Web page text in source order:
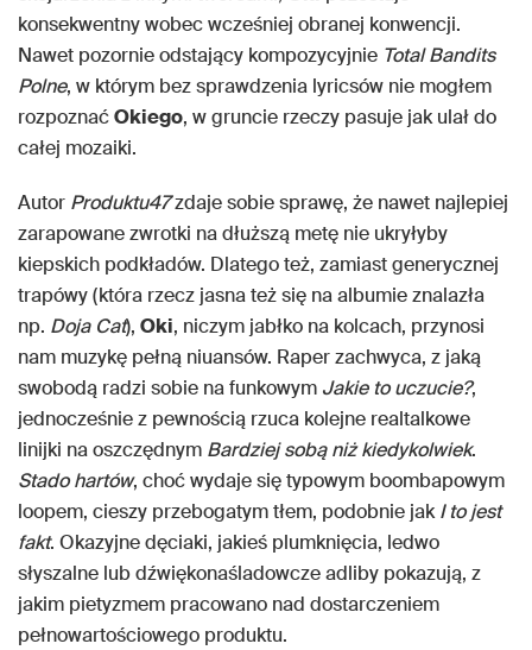
konsekwentny wobec wcześniej obranej konwencji.
Nawet pozornie odstający kompozycyjnie Total Bandits
Polne, w którym bez sprawdzenia lyricsów nie mogłem
rozpoznaćOkiego, w gruncie rzeczy pasuje jak ulał do
całej mozaiki.
Autor Produktu47zdaje sobie sprawę, że nawet najlepiej
zarapowane zwrotki na dłuższą metę nie ukryłyby
kiepskich podkładów. Dlatego też, zamiast generycznej
trapówy (która rzecz jasna też się na albumie znalazła
np. Doja Cat), Oki, niczym jabłko na kolcach, przynosi
nam muzykę pełną niuansów. Raper zachwyca, z jaką
swobodą radzi sobie na funkowym Jakie to uczucie?,
jednocześnie z pewnością rzuca kolejne realtalkowe
linijki na oszczędnym Bardziej sobą niż kiedykolwiek.
Stado hartów, choć wydaje się typowym boombapowym
loopem, cieszy przebogatym tłem, podobnie jakI to jest
fakt. Okazyjne dęciaki, jakieś plumknięcia, ledwo
słyszalne lub dźwiękonaśladowcze adliby pokazują, z
jakim pietyzmem pracowano nad dostarczeniem
pełnowartościowego produktu.